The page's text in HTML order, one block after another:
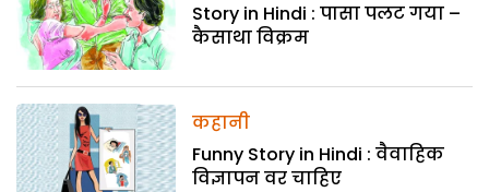
Story in Hindi : पासा पलट गया –
कैसाथा विक्रम
कहानी
Funny Story in Hindi : वैवाहिक
विज्ञापन वर चाहिए